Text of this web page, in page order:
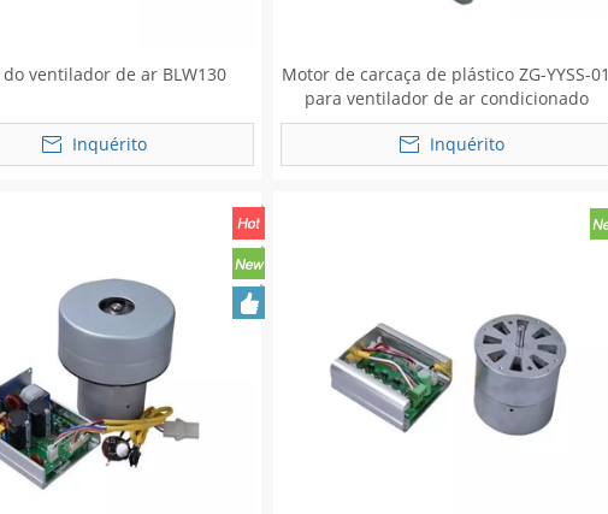
ventilador de ar BLW130
Inquérito
Motor de carcaça de plástico ZG-YYSS-01
para ventilador de ar condicionado
Inquérito